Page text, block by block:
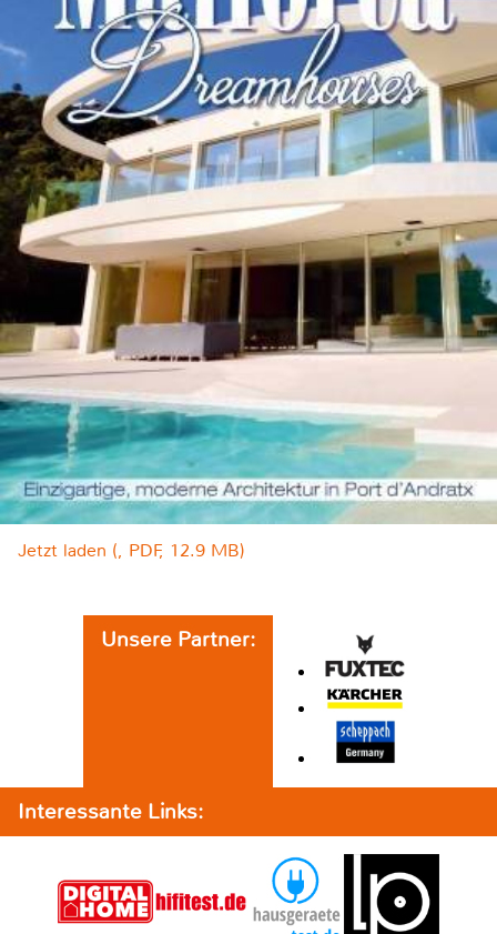
Jetzt laden (, PDF, 12.9 MB)
Unsere Partner:
Interessante Links: